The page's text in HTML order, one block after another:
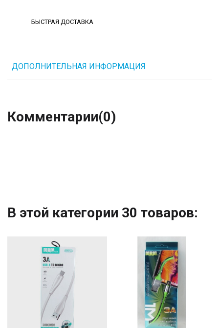
БЫСТРАЯ ДОСТАВКА
ДОПОЛНИТЕЛЬНАЯ ИНФОРМАЦИЯ
Комментарии(0)
В этой категории 30 товаров: